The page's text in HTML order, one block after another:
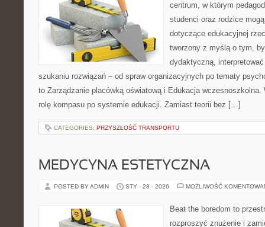
centrum, w którym
studenci oraz rodzice
dotyczące edukacyjnej
tworzony z myślą o tym,
dydaktyczną,
szukaniu rozwiązań – od spraw organizacyjnych po tematy
to Zarządzanie placówką oświatową i Edukacja wczesnoszkolna.
rolę kompasu po systemie edukacji. Zamiast teorii bez […]
CATEGORIES: PRZYSZŁOŚĆ TRANSPORTU
MEDYCYNA ESTETYCZNA
POSTED BY ADMIN STY - 28 - 2026 MOŻLIWOŚĆ
Beat the boredom to
rozproszyć znużenie i